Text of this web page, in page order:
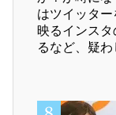
はツイッタ
映るインス
るなど、疑わ